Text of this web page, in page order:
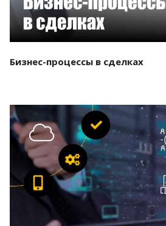
Бизнес-процессы в сделках
Смотреть проект